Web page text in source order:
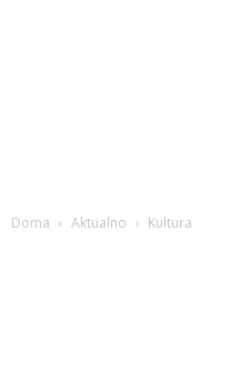
Doma Aktualno Kultura